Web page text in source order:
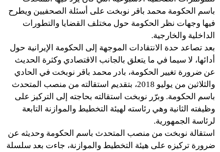
باسم الحكومة محمد باقر نوبخت على أسئلة الصحفيين ويطرح
فيها وجهات نظر الحكومة حول مختلف القضايا والتطورات
الداخلية والخارجية.
بعد تصاعد حدة الانتقادات الموجهة إلى الحكومة الإيرانية حول
أدائها، لا سيما في ما يتعلق بالجانب الاقتصادي وكثرة الحديث
عن ضرورة تغيير الحكومة، بادر محمد باقر نوبخت في الحادي
والثلاثين من يوليو 2018، بتقديم استقالته من منصب المتحدث
باسم الحكومة. وبرّر نوبخت استقالته بحاجته إلى التركيز على
وظيفته الثانية وهي رئاسته لهيئة التخطيط والموازنة التابعة
لرئاسة الجمهورية.
استقالة نوبخت من منصب المتحدث باسم الحكومة وحديثه عن
ضرورة تركيزه على هيئة التخطيط والموازنة، جاءت بعد سلسلة